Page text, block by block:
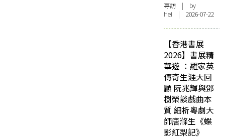
專訪 | by
Hei | 2026-07-22
【香港書展
2026】書展精
華遊 ：羅家英
傳奇生涯大回
顧 阮兆輝與鄧
樹榮談戲曲本
質 細析粵劇大
師唐滌生《蝶
影紅梨記》